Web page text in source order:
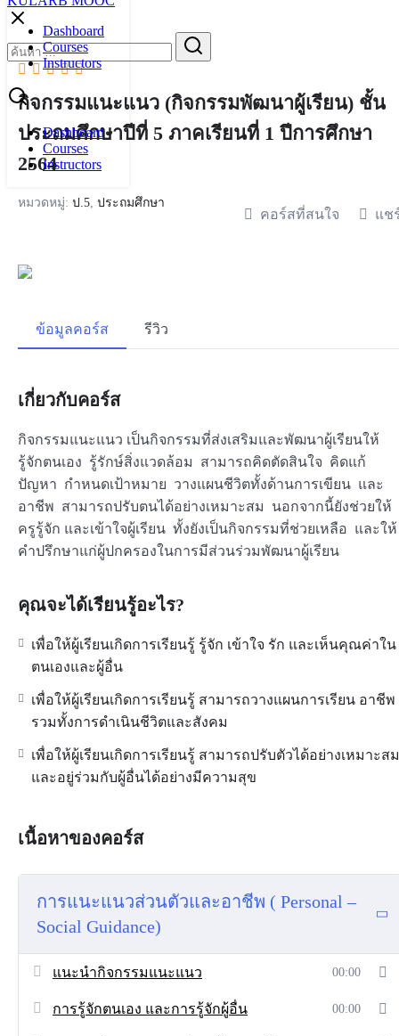
Skip
content
Dashboard
Courses
Instructors
Dashboard
Courses
Instructors
Search
for:
กิจกรรมแนะแนว (กิจกรรมพัฒนาผู้เรียน) ชั้น
ประถมศึกษาปีที่ 5 ภาคเรียนที่ 1 ปีการศึกษา
2564
หมวดหมู่: ป.5, ประถมศึกษา
คอร์สที่สนใจ แช
ข้อมูลคอร์ส รีวิว
เกี่ยวกับคอร์ส
กิจกรรมแนะแนว เป็นกิจกรรมที่ส่งเสริมและพัฒนาผู้เรียนให้
รู้จักตนเอง รู้รักษ์สิ่งแวดล้อม สามารถคิดตัดสินใจ คิดแก้
ปัญหา กำหนดเป้าหมาย วางแผนชีวิตทั้งด้านการเขียน และ
อาชีพ สามารถปรับตนได้อย่างเหมาะสม นอกจากนี้ยังช่วยให้
ครูรู้จัก และเข้าใจผู้เรียน ทั้งยังเป็นกิจกรรมที่ช่วยเหลือ และให้
คำปรึกษาแก่ผู้ปกครองในการมีส่วนร่วมพัฒนาผู้เรียน
คุณจะได้เรียนรู้อะไร?
เพื่อให้ผู้เรียนเกิดการเรียนรู้ รู้จัก เข้าใจ รัก และเห็นคุณค่าใน
ตนเองและผู้อื่น
เพื่อให้ผู้เรียนเกิดการเรียนรู้ สามารถวางแผนการเรียน อาชีพ
รวมทั้งการดำเนินชีวิตและสังคม
เพื่อให้ผู้เรียนเกิดการเรียนรู้ สามารถปรับตัวได้อย่างเหมาะสม
และอยู่ร่วมกับผู้อื่นได้อย่างมีความสุข
เนื้อหาของคอร์ส
การแนะแนวส่วนตัวและอาชีพ ( Personal –
Social Guidance)
แนะนำกิจกรรมแนะแนว 00:00
การรู้จักตนเอง และการรู้จักผู้อื่น 00:00